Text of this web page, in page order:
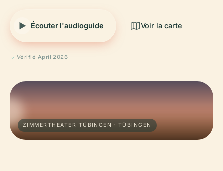
Écouter l'audioguide Voir la carte
Vérifié April 2026
ZIMMERTHEATER TÜBINGEN · TÜBINGEN